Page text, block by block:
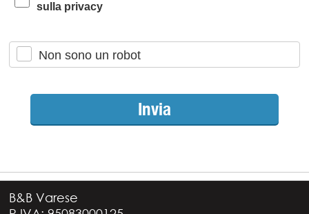
sulla privacy
Non sono un robot
B&B Varese